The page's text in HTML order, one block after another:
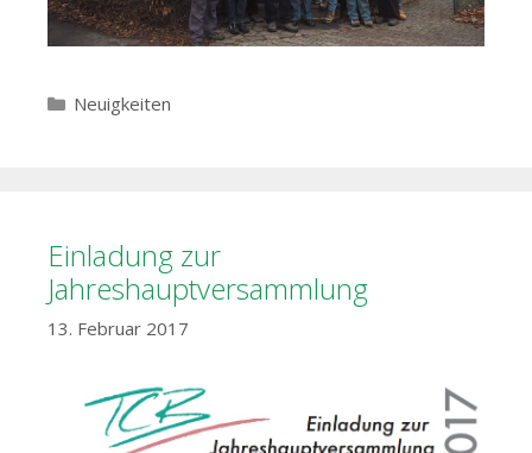
Kategorien
Neuigkeiten
Einladung zur
Jahreshauptversammlung
13. Februar 2017